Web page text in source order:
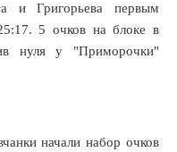
и Григорьева первым
5 очков на блоке в
нуля у "Приморочки"
начали набор очков